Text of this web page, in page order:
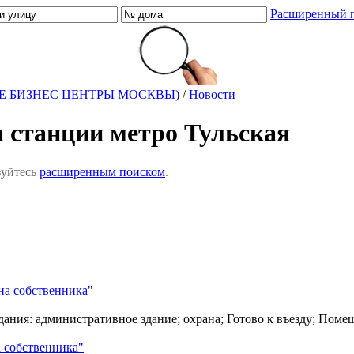
Расширенный
БИЗНЕС ЦЕНТРЫ МОСКВЫ) /Новости
метро Тульская
расширенным поиском.
собственника"
административное здание; охрана; Готово к въезду;